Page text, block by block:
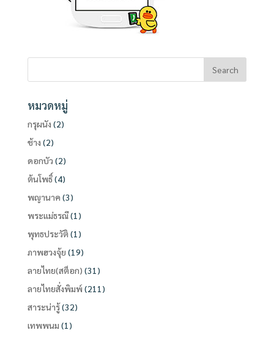
หมวดหมู่
กรุผนัง (2)
ช้าง (2)
ดอกบัว (2)
ต้นโพธิ์(4)
พญานาค (3)
พระแม่ธรณี(1)
พุทธประวัติ (1)
ภาพฮวงจุ้ย (19)
ลายไทย(สต็อก) (31)
ลายไทยสั่งพิมพ์ (211)
สาระน่ารู้(32)
เทพพนม (1)